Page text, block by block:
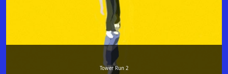
Tower Run 2